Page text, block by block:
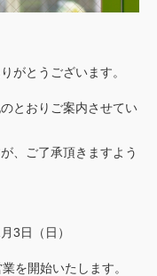
がとうございます。
とおりご案内させてい
、ご了承頂きますよう
3日（日）
を開始いたします。